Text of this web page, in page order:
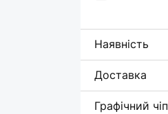
Наявність
Доставка
Графічний чіп